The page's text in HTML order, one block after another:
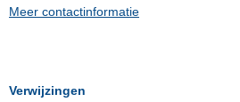
Meer contactinformatie
Verwijzingen